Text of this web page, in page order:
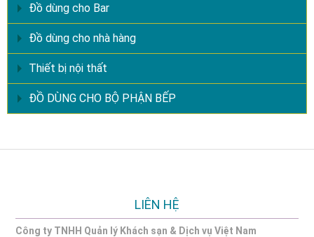
Đồ dùng cho Bar
Đồ dùng cho nhà hàng
Thiết bị nội thất
ĐỒ DÙNG CHO BỘ PHẬN BẾP
LIÊN HỆ
Công ty TNHH Quản lý Khách sạn & Dịch vụ Việt Nam